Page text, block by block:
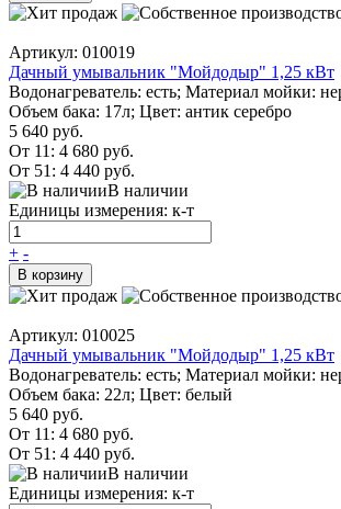
Артикул: 010019
Дачный умывальник "Мойдодыр" 1,25 кВт
Водонагреватель: есть; Материал мойки:
Объем бака: 17л; Цвет: антик серебро
5 640 руб.
От 11: 4 680 руб.
От 51: 4 440 руб.
В наличии
Единицы измерения: к-т
+ -
В корзину
Артикул: 010025
Дачный умывальник "Мойдодыр" 1,25 кВт
Водонагреватель: есть; Материал мойки:
Объем бака: 22л; Цвет: белый
5 640 руб.
От 11: 4 680 руб.
От 51: 4 440 руб.
В наличии
Единицы измерения: к-т